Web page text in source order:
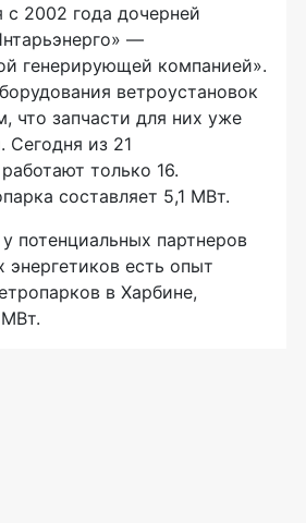
с 2002 года дочерней
—
генерирующей компанией».
ветроустановок
что запчасти для них уже
Сегодня из 21
только 16.
составляет 5,1 МВт.
потенциальных партнеров
энергетиков есть опыт
в Харбине,